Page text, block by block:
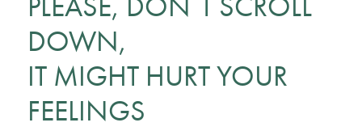
DOWN,
IT MIGHT HURT YOUR
FEELINGS